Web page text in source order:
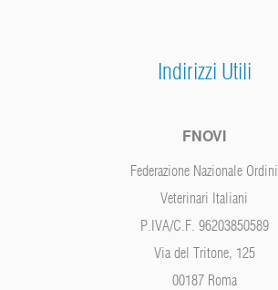
Indirizzi Utili
FNOVI
Federazione Nazionale Ordini
Veterinari Italiani
P.IVA/C.F. 96203850589
Via del Tritone, 125
00187 Roma